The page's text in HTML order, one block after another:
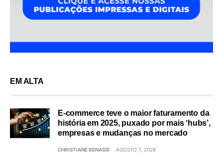
EM ALTA
E-commerce teve o maior faturamento da
história em 2025, puxado por mais ‘hubs’,
empresas e mudanças no mercado
CHRISTIANE BENASSI AGOSTO 7, 2026